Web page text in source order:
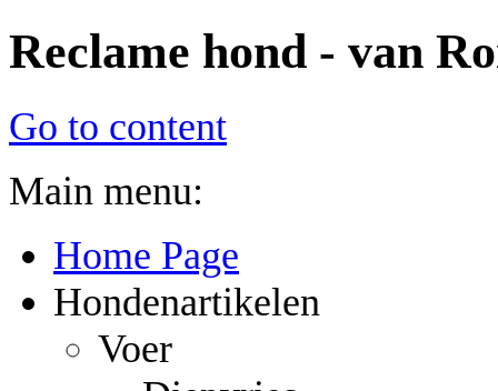
Reclame hond - van
Go to content
Main menu:
Home Page
Hondenartikelen
Voer